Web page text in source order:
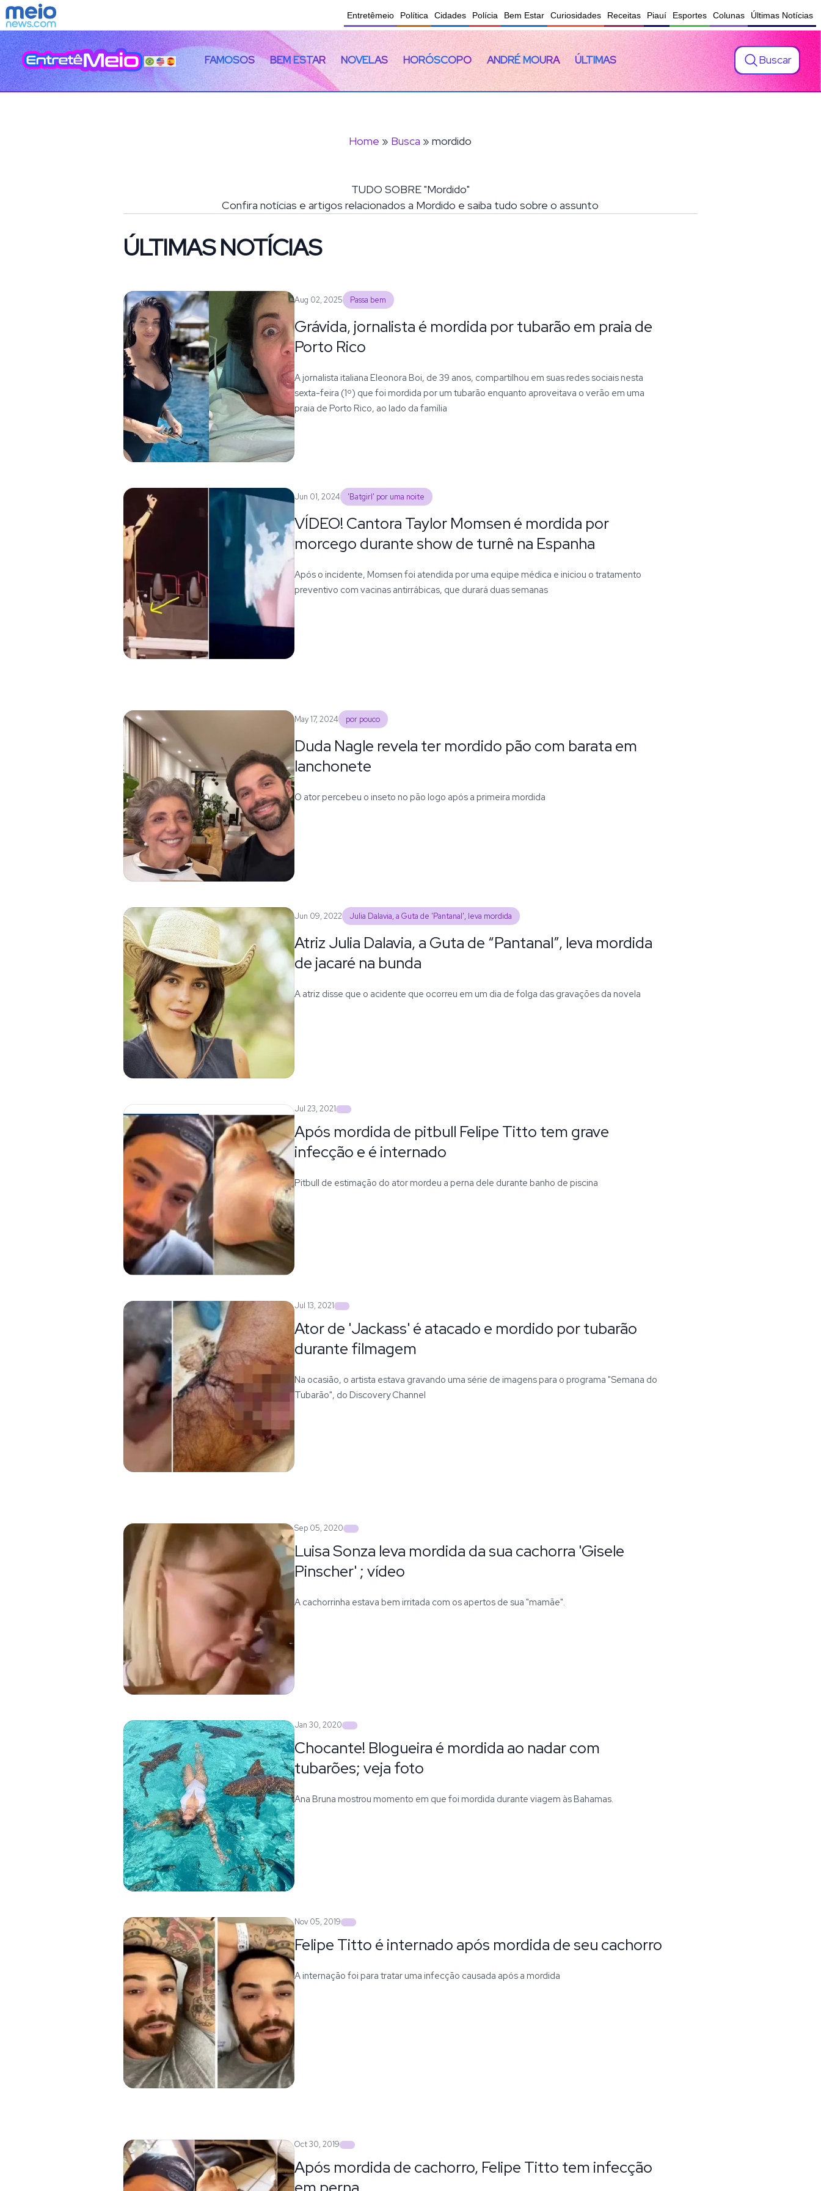
Entretêmeio Política Cidades Polícia Bem Estar Curiosidades Receitas Piauí Esportes Colunas Últimas Notícias
FAMOSOS BEM ESTAR NOVELAS HORÓSCOPO ANDRÉ MOURA ÚLTIMAS Buscar
Home » Busca » mordido
TUDO SOBRE "Mordido"
Confira notícias e artigos relacionados a Mordido e saiba tudo sobre o assunto
ÚLTIMAS NOTÍCIAS
Aug 02, 2025 Passa bem
Grávida, jornalista é mordida por tubarão em praia de
Porto Rico
A jornalista italiana Eleonora Boi, de 39 anos, compartilhou em suas redes sociais nesta
sexta-feira (1º) que foi mordida por um tubarão enquanto aproveitava o verão em uma
praia de Porto Rico, ao lado da família
Jun 01, 2024 'Batgirl' por uma noite
VÍDEO! Cantora Taylor Momsen é mordida por
morcego durante show de turnê na Espanha
Após o incidente, Momsen foi atendida por uma equipe médica e iniciou o tratamento
preventivo com vacinas antirrábicas, que durará duas semanas
May 17, 2024 por pouco
Duda Nagle revela ter mordido pão com barata em
lanchonete
O ator percebeu o inseto no pão logo após a primeira mordida
Jun 09, 2022 Julia Dalavia, a Guta de 'Pantanal', leva mordida
Atriz Julia Dalavia, a Guta de “Pantanal”, leva mordida
de jacaré na bunda
A atriz disse que o acidente que ocorreu em um dia de folga das gravações da novela
Jul 23, 2021
Após mordida de pitbull Felipe Titto tem grave
infecção e é internado
Pitbull de estimação do ator mordeu a perna dele durante banho de piscina
Jul 13, 2021
Ator de 'Jackass' é atacado e mordido por tubarão
durante filmagem
Na ocasião, o artista estava gravando uma série de imagens para o programa "Semana do
Tubarão", do Discovery Channel
Sep 05, 2020
Luisa Sonza leva mordida da sua cachorra 'Gisele
Pinscher' ; vídeo
A cachorrinha estava bem irritada com os apertos de sua "mamãe".
Jan 30, 2020
Chocante! Blogueira é mordida ao nadar com
tubarões; veja foto
Ana Bruna mostrou momento em que foi mordida durante viagem às Bahamas.
Nov 05, 2019
Felipe Titto é internado após mordida de seu cachorro
A internação foi para tratar uma infecção causada após a mordida
Oct 30, 2019
Após mordida de cachorro, Felipe Titto tem infecção